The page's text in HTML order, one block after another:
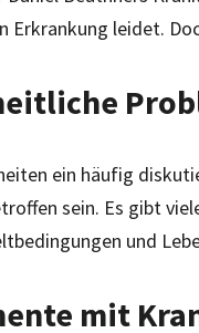
Erkrankung leidet.
ein häufig
sein. Es gibt
und
mit